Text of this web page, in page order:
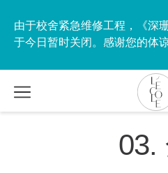
由于校舍紧急维修工程，《深
于今日暂时关闭。感谢您的体谅
of
03.